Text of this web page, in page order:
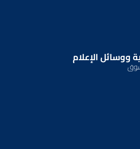
ووسائل الإعلام